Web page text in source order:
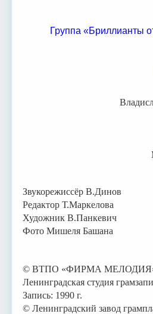
Группа «Бриллианты
Звукорежиссёр В.Динов
Редактор Т.Маркелова
Художник В.Панкевич
Фото Мишеля Башана
© ВТПО «ФИРМА МЕЛОДИЯ»
Ленинградская студия
Запись: 1990 г.
© Ленинградский завод